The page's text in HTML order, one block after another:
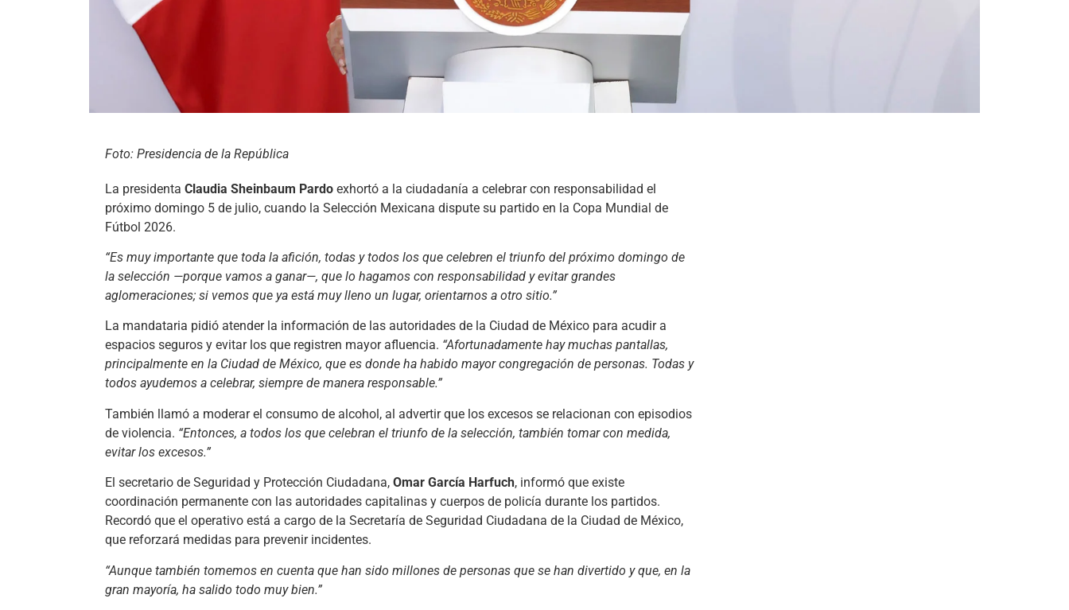
Foto: Presidencia de la República
La presidenta Claudia Sheinbaum Pardo exhortó a la ciudadanía a celebrar con responsabilidad el
próximo domingo 5 de julio, cuando la Selección Mexicana dispute su partido en la Copa Mundial de
Fútbol 2026.
“Es muy importante que toda la afición, todas y todos los que celebren el triunfo del próximo domingo de
la selección —porque vamos a ganar—, que lo hagamos con responsabilidad y evitar grandes
aglomeraciones; si vemos que ya está muy lleno un lugar, orientarnos a otro sitio.”
La mandataria pidió atender la información de las autoridades de la Ciudad de México para acudir a
espacios seguros y evitar los que registren mayor afluencia. “Afortunadamente hay muchas pantallas,
principalmente en la Ciudad de México, que es donde ha habido mayor congregación de personas. Todas y
todos ayudemos a celebrar, siempre de manera responsable.”
También llamó a moderar el consumo de alcohol, al advertir que los excesos se relacionan con episodios
de violencia. “Entonces, a todos los que celebran el triunfo de la selección, también tomar con medida,
evitar los excesos.”
El secretario de Seguridad y Protección Ciudadana, Omar García Harfuch, informó que existe
coordinación permanente con las autoridades capitalinas y cuerpos de policía durante los partidos.
Recordó que el operativo está a cargo de la Secretaría de Seguridad Ciudadana de la Ciudad de México,
que reforzará medidas para prevenir incidentes.
“Aunque también tomemos en cuenta que han sido millones de personas que se han divertido y que, en la
gran mayoría, ha salido todo muy bien.”